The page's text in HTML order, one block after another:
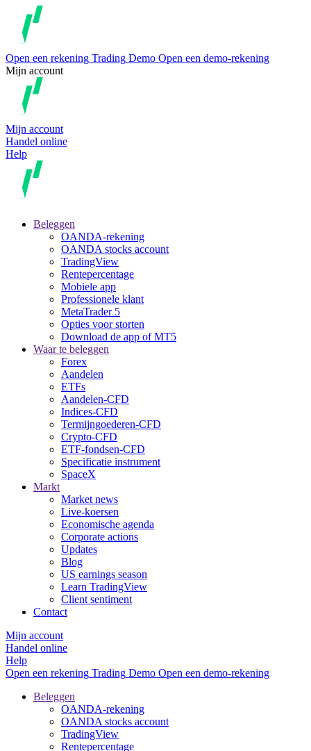
Open een rekening Trading Demo Open een demo-rekening
Mijn account
Mijn account
Handel online
Help
Beleggen
OANDA-rekening
OANDA stocks account
TradingView
Rentepercentage
Mobiele app
Professionele klant
MetaTrader 5
Opties voor storten
Download de app of MT5
Waar te beleggen
Forex
Aandelen
ETFs
Aandelen-CFD
Indices-CFD
Termijngoederen-CFD
Crypto-CFD
ETF-fondsen-CFD
Specificatie instrument
SpaceX
Markt
Market news
Live-koersen
Economische agenda
Corporate actions
Updates
Blog
US earnings season
Learn TradingView
Client sentiment
Contact
Mijn account
Handel online
Help
Open een rekening Trading Demo Open een demo-rekening
Beleggen
OANDA-rekening
OANDA stocks account
TradingView
Rentepercentage